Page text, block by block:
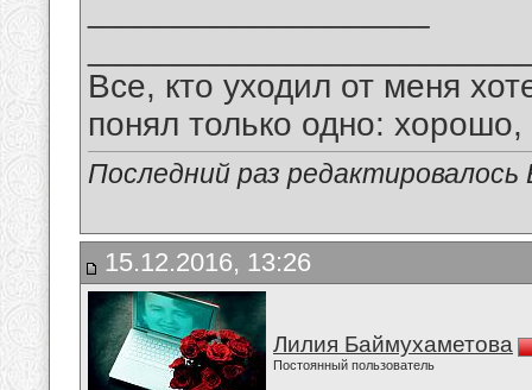
Все, кто уходил от меня
понял только одно:
Последний раз
15.12.2016, 13:26
Лилия Баймухаметова
Постоянный пользователь